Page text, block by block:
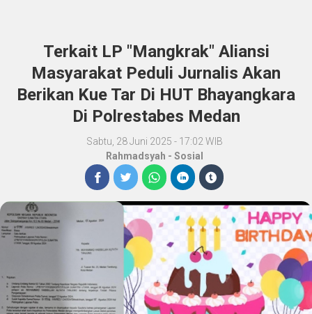
Terkait LP "Mangkrak" Aliansi
Masyarakat Peduli Jurnalis Akan
Berikan Kue Tar Di HUT Bhayangkara
Di Polrestabes Medan
Sabtu, 28 Juni 2025 - 17:02 WIB
Rahmadsyah - Sosial